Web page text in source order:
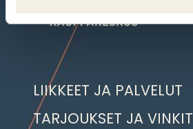
LIIKKEET JA PALVELUT
TARJOUKSET JA VINKIT